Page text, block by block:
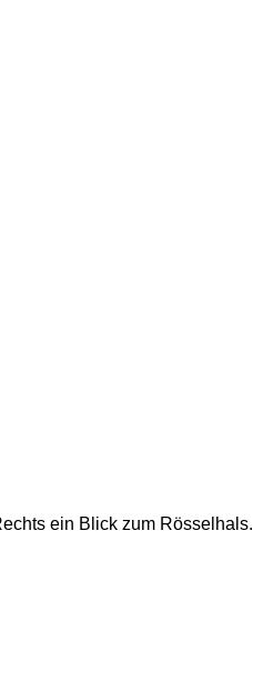
ein Blick zum Rösselhals.